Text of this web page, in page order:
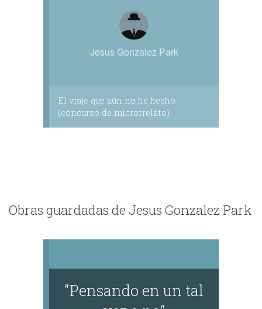
Jesus Gonzalez Park
El viaje que aún no he hecho
(concurso de microrrelato)
Obras guardadas de Jesus Gonzalez Park
"Pensando en un tal